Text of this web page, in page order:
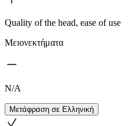
Quality of the head, ease of use
Μειονεκτήματα
N/A
Μετάφραση σε Ελληνική